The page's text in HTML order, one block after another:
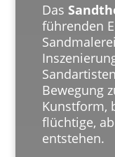
Das
führenden
Bewegung
Kunstform,
flüchtige,
entstehen.